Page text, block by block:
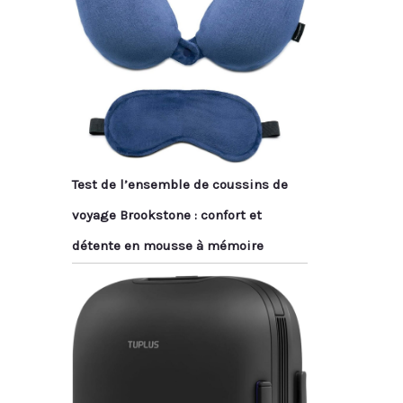
Test de l’ensemble de coussins de
voyage Brookstone : confort et
détente en mousse à mémoire